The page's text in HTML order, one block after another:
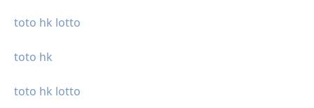
toto hk lotto
toto hk
toto hk lotto